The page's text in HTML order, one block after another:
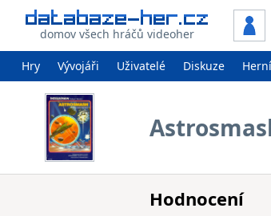
domov všech hráčů videoher
Hry Vývojáři Uživatelé Diskuze
Hodnocení